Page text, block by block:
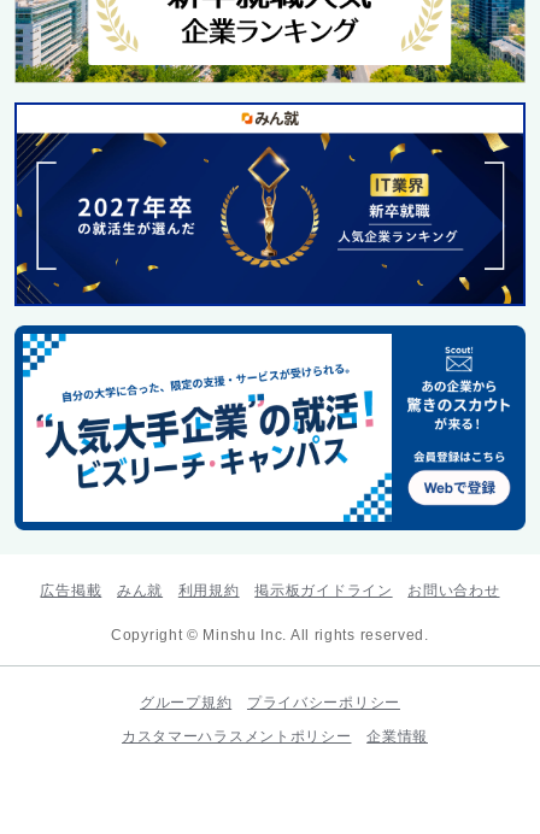
広告掲載 みん就 利用規約 掲示板ガイドライン お問い合わせ
Copyright © Minshu Inc. All rights reserved.
グループ規約
プライバシーポリシー
カスタマーハラスメントポリシー
企業情報